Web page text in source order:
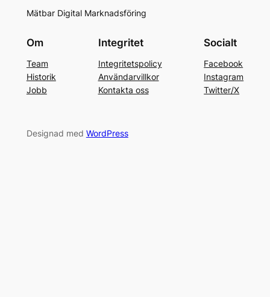
Mätbar Digital Marknadsföring
Om
Team
Historik
Jobb
Integritet
Integritetspolicy
Användarvillkor
Kontakta oss
Socialt
Facebook
Instagram
Twitter/X
Designad med WordPress